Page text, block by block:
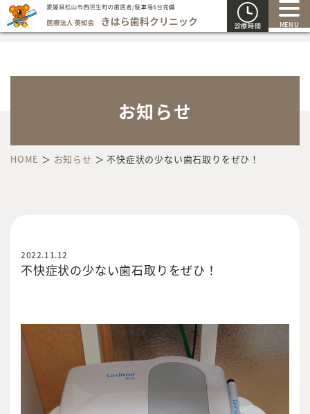
診療時間 MENU
お知らせ
HOME ＞ お知らせ ＞ 不快症状の少ない歯石取りをぜひ！
2022.11.12
不快症状の少ない歯石取りをぜひ！